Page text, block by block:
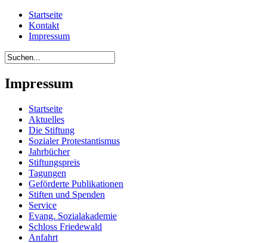
Startseite
Kontakt
Impressum
Impressum
Startseite
Aktuelles
Die Stiftung
Sozialer Protestantismus
Jahrbücher
Stiftungspreis
Tagungen
Geförderte Publikationen
Stiften und Spenden
Service
Evang. Sozialakademie
Schloss Friedewald
Anfahrt